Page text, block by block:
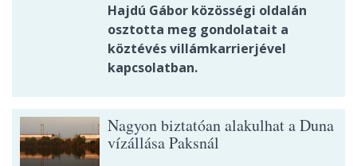
Hajdú Gábor közösségi oldalán
osztotta meg gondolatait a
köztévés villámkarrierjével
kapcsolatban.
Nagyon biztatóan alakulhat a Duna
vízállása Paksnál